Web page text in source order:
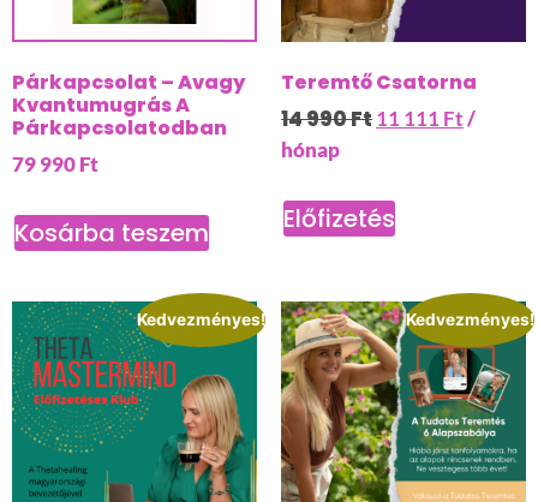
Párkapcsolat – Avagy
Kvantumugrás A
Párkapcsolatodban
79 990Ft
Kosárba teszem
Teremtő Csatorna
14 990Ft11 111 Ft/
hónap
Előfizetés
Kedvezményes! Kedvezményes!